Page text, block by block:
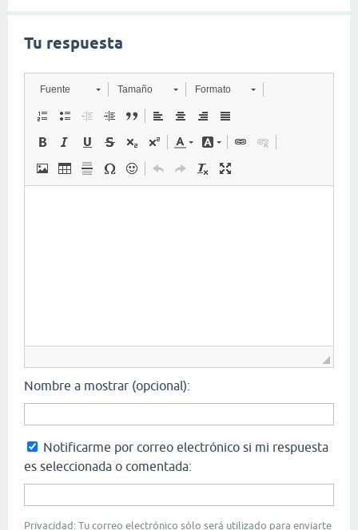
Tu respuesta
Fuente Tamaño Formato
Nombre a mostrar (opcional):
Notificarme por correo electrónico si mi respuesta
es seleccionada o comentada:
Privacidad: Tu correo electrónico sólo será utilizado para enviarte